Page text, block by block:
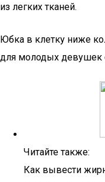
из легких тканей.
Юбка в клетку ниже
для молодых
Читайте также:
Как вывести